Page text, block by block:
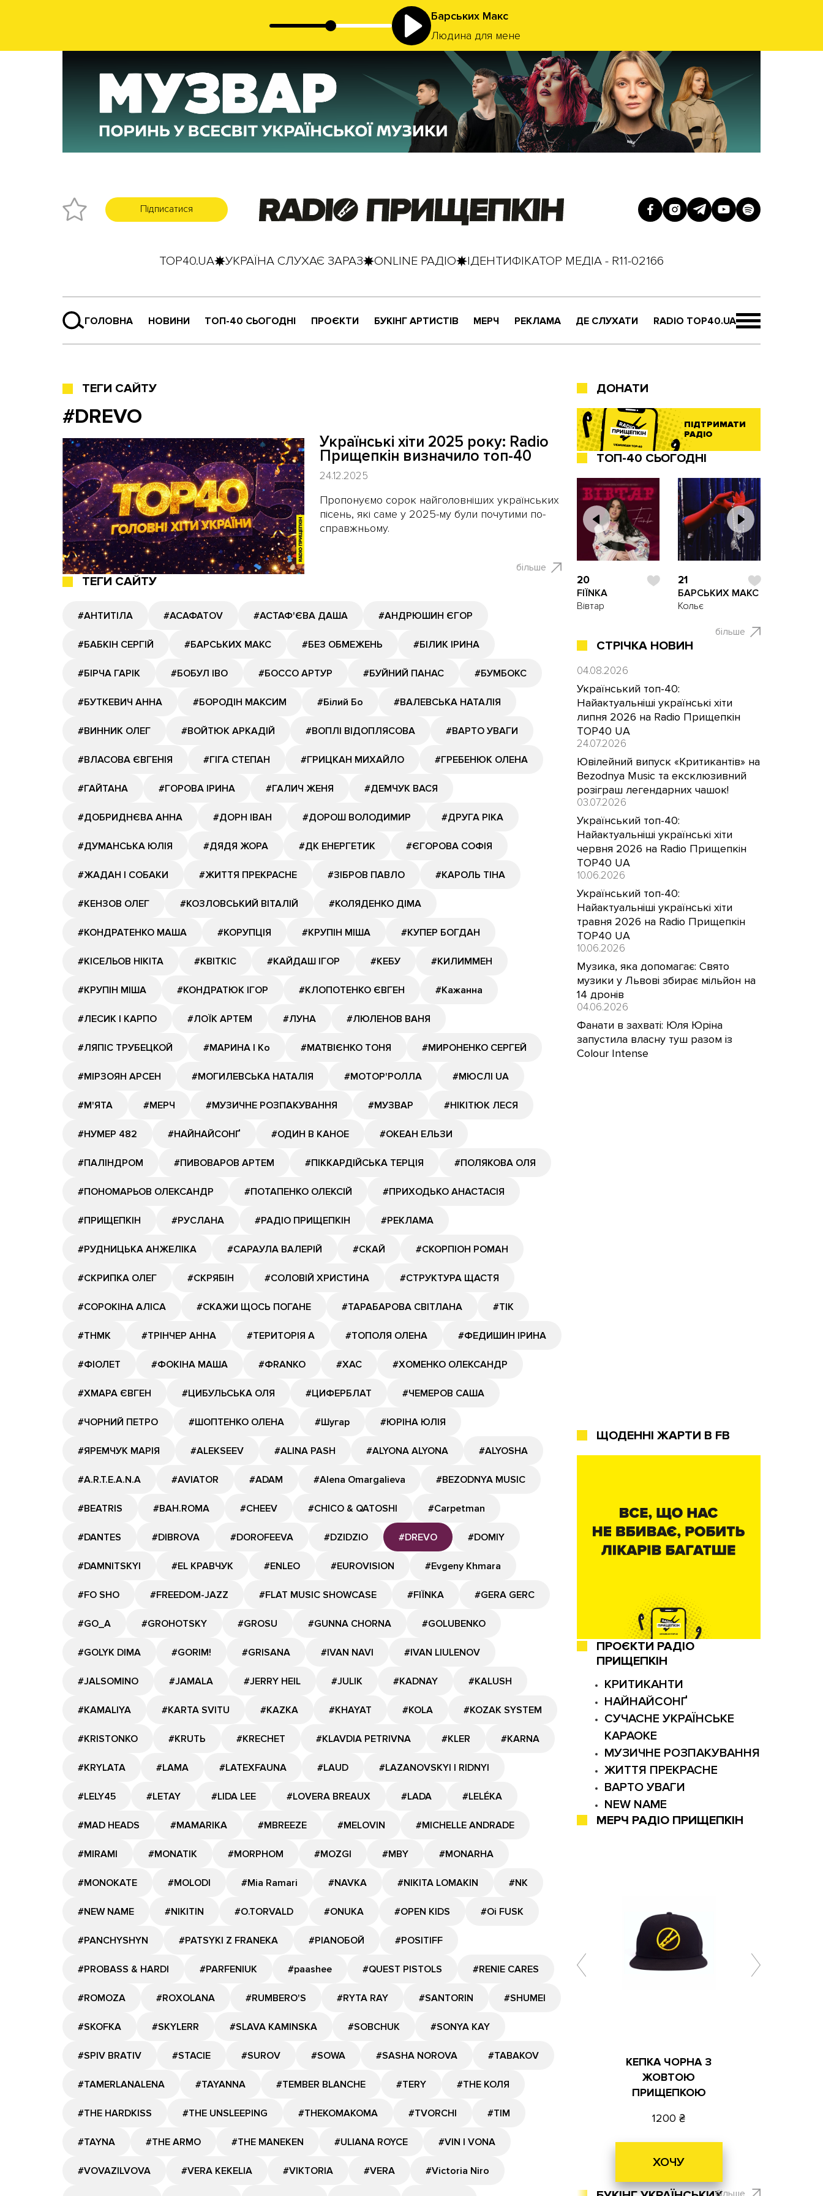
Барських Макс
Людина для мене
Підписатися
TOP40.UA УКРАЇНА СЛУХАЄ ЗАРАЗ ONLINE РАДІО ІДЕНТИФІКАТОР МЕДІА - R11-02166
ГОЛОВНА НОВИНИ ТОП-40 СЬОГОДНІ ПРОЄКТИ
NEW NAME
СУЧАСНЕ УКРАЇНСЬКЕ КАРАОКЕ
БУКІНГ АРТИСТІВ МЕРЧ РЕКЛАМА ДЕ СЛУХАТИ RADIO TOP40.UA
ТЕГИ САЙТУ
#DREVO
Українські хіти 2025 року: Radio
Прищепкін визначило топ-40
24.12.2025
Пропонуємо сорок найголовніших українських
пісень, які саме у 2025-му були почутими по-
справжньому.
більше
ТЕГИ САЙТУ
#АНТИТІЛА #АСАФАТОV #АСТАФ'ЄВА ДАША #АНДРЮШИН ЄГОР
#БАБКІН СЕРГІЙ #БАРСЬКИХ МАКС #БЕЗ ОБМЕЖЕНЬ #БІЛИК ІРИНА
#БІРЧА ГАРІК #БОБУЛ ІВО #БОССО АРТУР #БУЙНИЙ ПАНАС #БУМБОКС
#БУТКЕВИЧ АННА #БОРОДІН МАКСИМ #Білий Бо #ВАЛЕВСЬКА НАТАЛІЯ
#ВИННИК ОЛЕГ #ВОЙТЮК АРКАДІЙ #ВОПЛІ ВІДОПЛЯСОВА #ВАРТО УВАГИ
#ВЛАСОВА ЄВГЕНІЯ #ГІГА СТЕПАН #ГРИЦКАН МИХАЙЛО #ГРЕБЕНЮК ОЛЕНА
#ГАЙТАНА #ГОРОВА ІРИНА #ГАЛИЧ ЖЕНЯ #ДЕМЧУК ВАСЯ
#ДОБРИДНЄВА АННА #ДОРН ІВАН #ДОРОШ ВОЛОДИМИР #ДРУГА РІКА
#ДУМАНСЬКА ЮЛІЯ #ДЯДЯ ЖОРА #ДК ЕНЕРГЕТИК #ЄГОРОВА СОФІЯ
#ЖАДАН І СОБАКИ #ЖИТТЯ ПРЕКРАСНЕ #ЗІБРОВ ПАВЛО #КАРОЛЬ ТІНА
#КЕНЗОВ ОЛЕГ #КОЗЛОВСЬКИЙ ВІТАЛІЙ #КОЛЯДЕНКО ДІМА
#КОНДРАТЕНКО МАША #КОРУПЦІЯ #КРУПІН МІША #КУПЕР БОГДАН
#КІСЕЛЬОВ НІКІТА #КВІТКІС #КАЙДАШ ІГОР #КЕБУ #КИЛИММЕН
#КРУПІН МІША #КОНДРАТЮК ІГОР #КЛОПОТЕНКО ЄВГЕН #Кажанна
#ЛЕСИК І КАРПО #ЛОЇК АРТЕМ #ЛУНА #ЛЮЛЕНОВ ВАНЯ
#ЛЯПІС ТРУБЕЦКОЙ #МАРИНА І Ко #МАТВІЄНКО ТОНЯ #МИРОНЕНКО СЕРГЕЙ
#МІРЗОЯН АРСЕН #МОГИЛЕВСЬКА НАТАЛІЯ #МОТОР'РОЛЛА #МЮСЛІ UA
#М'ЯТА #МЕРЧ #МУЗИЧНЕ РОЗПАКУВАННЯ #МУЗВАР #НІКІТЮК ЛЕСЯ
#НУМЕР 482 #НАЙНАЙСОНҐ #ОДИН В КАНОЕ #ОКЕАН ЕЛЬЗИ
#ПАЛІНДРОМ #ПИВОВАРОВ АРТЕМ #ПІККАРДІЙСЬКА ТЕРЦІЯ #ПОЛЯКОВА ОЛЯ
#ПОНОМАРЬОВ ОЛЕКСАНДР #ПОТАПЕНКО ОЛЕКСІЙ #ПРИХОДЬКО АНАСТАСІЯ
#ПРИЩЕПКІН #РУСЛАНА #РАДІО ПРИЩЕПКІН #РЕКЛАМА
#РУДНИЦЬКА АНЖЕЛІКА #САРАУЛА ВАЛЕРІЙ #СКАЙ #СКОРПІОН РОМАН
#СКРИПКА ОЛЕГ #СКРЯБІН #СОЛОВІЙ ХРИСТИНА #СТРУКТУРА ЩАСТЯ
#СОРОКІНА АЛІСА #СКАЖИ ЩОСЬ ПОГАНЕ #ТАРАБАРОВА СВІТЛАНА #ТІК
#ТНМК #ТРІНЧЕР АННА #ТЕРИТОРІЯ А #ТОПОЛЯ ОЛЕНА #ФЕДИШИН ІРИНА
#ФІОЛЕТ #ФОКІНА МАША #ФRANKO #ХАС #ХОМЕНКО ОЛЕКСАНДР
#ХМАРА ЄВГЕН #ЦИБУЛЬСЬКА ОЛЯ #ЦИФЕРБЛАТ #ЧЕМЕРОВ САША
#ЧОРНИЙ ПЕТРО #ШОПТЕНКО ОЛЕНА #Шугар #ЮРІНА ЮЛІЯ
#ЯРЕМЧУК МАРІЯ #ALEKSEEV #ALINA PASH #ALYONA ALYONA #ALYOSHA
#A.R.T.E.A.N.A #AVIATOR #ADAM #Alena Omargalieva #BEZODNYA MUSIC
#BEATRIS #BAH.ROMA #CHEEV #CHICO & QATOSHI #Carpetman
#DANTES #DIBROVA #DOROFEEVA #DZIDZIO #DREVO #DOMIY
#DAMNITSKYI #EL КРАВЧУК #ENLEO #EUROVISION #Evgeny Khmara
#FO SHO #FREEDOM-JAZZ #FLAT MUSIC SHOWCASE #FIЇNKA #GERA GERC
#GО_A #GROHOTSKY #GROSU #GUNNA CHORNA #GOLUBENKO
#GOLYK DIMA #GORIM! #GRISANA #IVAN NAVI #IVAN LIULENOV
#JALSOMINO #JAMALA #JERRY HEIL #JULIK #KADNAY #KALUSH
#KAMALIYA #KARTA SVITU #KAZKA #KHAYAT #KOLA #KOZAK SYSTEM
#KRISTONKO #KRUTЬ #KRECHET #KLAVDIA PETRIVNA #KLER #KARNA
#KRYLATA #LAMA #LATEXFAUNA #LAUD #LAZANOVSKYI I RIDNYI
#LELY45 #LETAY #LIDA LEE #LOVERA BREAUX #LADA #LELÉKA
#MAD HEADS #MAMARIKA #MBREEZE #MELOVIN #MICHELLE ANDRADE
#MIRAMI #MONATIK #MORPHOM #MOZGI #MBY #MONARHA
#MONOKATE #MOLODI #Mia Ramari #NAVKA #NIKITA LOMAKIN #NK
#NEW NAME #NIKITIN #O.TORVALD #ONUKA #OPEN KIDS #Oi FUSK
#PANCHYSHYN #PATSYKI Z FRANEKA #PIANOБОЙ #POSITIFF
#PROBASS & HARDI #PARFENIUK #paashee #QUEST PISTOLS #RENIE CARES
#ROMOZA #ROXOLANA #RUMBERO'S #RYTA RAY #SANTORIN #SHUMEI
#SKOFKA #SKYLERR #SLAVA KAMINSKA #SOBCHUK #SONYA KAY
#SPIV BRATIV #STACIE #SUROV #SOWA #SASHA NOROVA #TABAKOV
#TAMERLANALENA #TAYANNA #TEMBER BLANCHE #TERY #THE КОЛЯ
#THE HARDKISS #THE UNSLEEPING #THEKOMAKOMA #TVORCHI #TIM
#TAYNA #THE ARMO #THE MANEKEN #ULIANA ROYCE #VIN I VONA
#VOVAZILVOVA #VERA KEKELIA #VIKTORIA #VERA #Victoria Niro
ДОНАТИ
ПІДТРИМАТИ
РАДІО
ТОП-40 СЬОГОДНІ
20
FIЇNKA
Вівтар
21
БАРСЬКИХ МАКС
Кольє
більше
СТРІЧКА НОВИН
04.08.2026
Український топ-40:
Найактуальніші українські хіти
липня 2026 на Radio Прищепкін
TOP40 UA
24.07.2026
Ювілейний випуск «Критикантів» на
Bezodnya Music та ексклюзивний
розіграш легендарних чашок!
03.07.2026
Український топ-40:
Найактуальніші українські хіти
червня 2026 на Radio Прищепкін
TOP40 UA
10.06.2026
Український топ-40:
Найактуальніші українські хіти
травня 2026 на Radio Прищепкін
TOP40 UA
10.06.2026
Музика, яка допомагає: Свято
музики у Львові збирає мільйон на
14 дронів
04.06.2026
Фанати в захваті: Юля Юріна
запустила власну туш разом із
Colour Intense
ЩОДЕННІ ЖАРТИ В FB
ПРОЄКТИ РАДІО
ПРИЩЕПКІН
КРИТИКАНТИ
НАЙНАЙСОНҐ
СУЧАСНЕ УКРАЇНСЬКЕ
КАРАОКЕ
МУЗИЧНЕ РОЗПАКУВАННЯ
ЖИТТЯ ПРЕКРАСНЕ
ВАРТО УВАГИ
NEW NAME
МЕРЧ РАДІО ПРИЩЕПКІН
КЕПКА ЧОРНА З
ЖОВТОЮ
ПРИЩЕПКОЮ
1200
ХОЧУ
більше